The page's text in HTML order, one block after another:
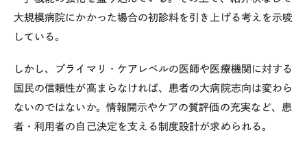
大規模病院にかかった場合の初診料を引き上げる考えを示唆
している。
しかし、プライマリ・ケアレベルの医師や医療機関に対する
国民の信頼性が高まらなければ、患者の大病院志向は変わら
ないのではないか。情報開示やケアの質評価の充実など、患
者・利用者の自己決定を支える制度設計が求められる。